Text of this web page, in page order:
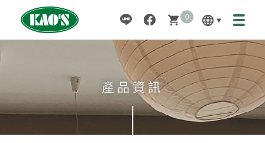
language
shopping_cart 0
產品資訊